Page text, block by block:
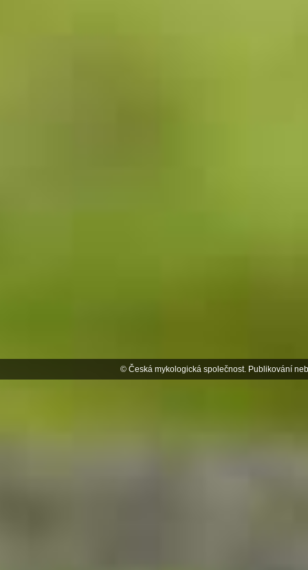
© Česká mykologická společnost. Publikování